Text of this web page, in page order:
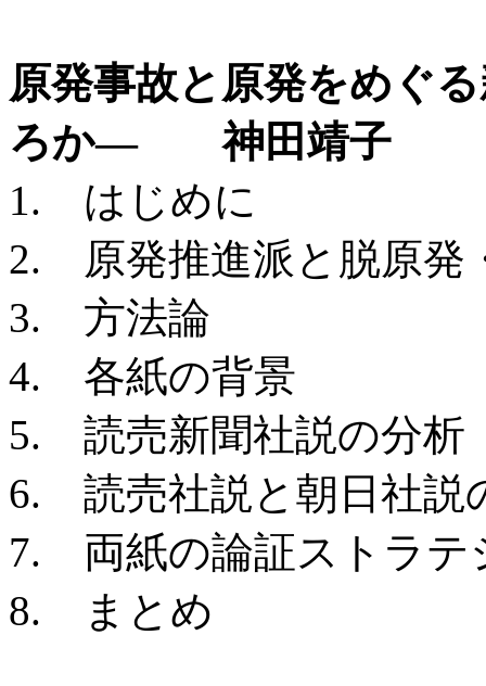
原発事故と原発をめぐ
ろか— 神田靖子
1. はじめに
2. 原発推進派と脱原発
3. 方法論
4. 各紙の背景
5. 読売新聞社説の分析
6. 読売社説と朝日社説
7. 両紙の論証ストラテ
8. まとめ